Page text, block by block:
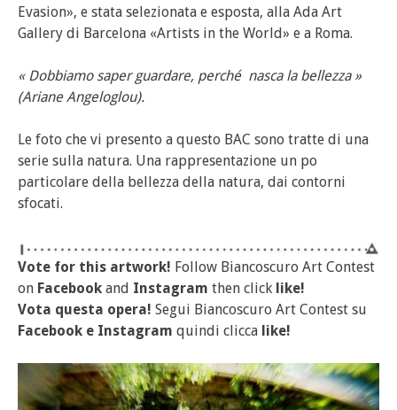
Evasion», e stata selezionata e esposta, alla Ada Art
Gallery di Barcelona «Artists in the World» e a Roma.
« Dobbiamo saper guardare, perché nasca la bellezza »
(Ariane Angeloglou).
Le foto che vi presento a questo BAC sono tratte di una
serie sulla natura. Una rappresentazione un po
particolare della bellezza della natura, dai contorni
sfocati.
Vote for this artwork! Follow Biancoscuro Art Contest
on Facebook and Instagram then click like!
Vota questa opera! Segui Biancoscuro Art Contest su
Facebook e Instagram quindi clicca like!